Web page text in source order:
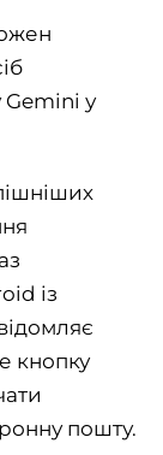
Gemini у
із
кнопку
пошту.